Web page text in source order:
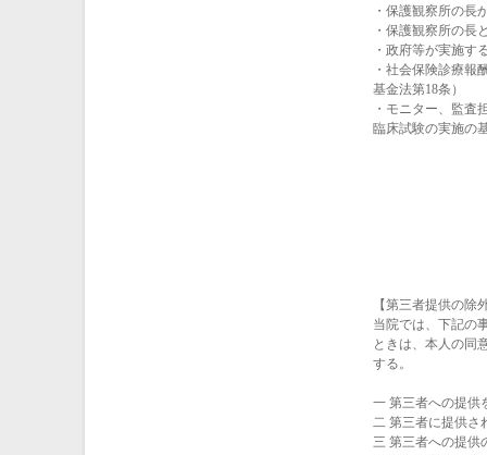
・保護観察所の長
・保護観察所の長
・政府等が実施す
・社会保険診療報
基金法第18条）
・モニター、監査
臨床試験の実施の
【第三者提供の除
当院では、下記の
ときは、本人の同
する。
一 第三者への提供
二 第三者に提供さ
三 第三者への提供